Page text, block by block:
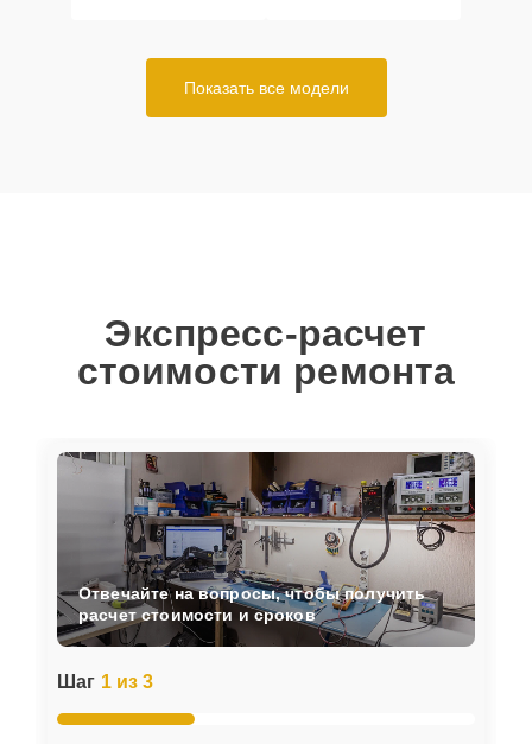
Показать все модели
Экспресс-расчет
стоимости ремонта
Шаг 1 из 3
Отвечайте на вопросы, чтобы получить
расчет стоимости и сроков